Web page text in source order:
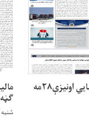
مالیي وزارت برېښنایي اونیزې۲۸مه
ګڼه
شنبه ۱۴۰۱/۶/۱۹ - ۹:۴۸